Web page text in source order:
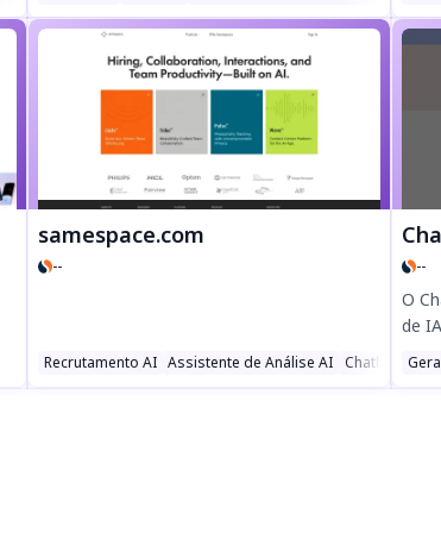
samespace.com
--
Recrutamento AI Assistente de Análise AI Chatbot AI
--
O
de